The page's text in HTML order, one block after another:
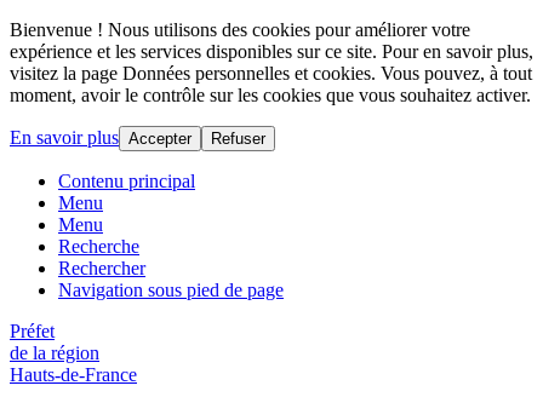
Bienvenue ! Nous utilisons des cookies pour améliorer votre
expérience et les services disponibles sur ce site. Pour en savoir plus,
visitez la page Données personnelles et cookies. Vous pouvez, à tout
moment, avoir le contrôle sur les cookies que vous souhaitez activer.
En savoir plus Accepter Refuser
Contenu principal
Menu
Menu
Recherche
Rechercher
Navigation sous pied de page
Préfet
de la région
Hauts-de-France